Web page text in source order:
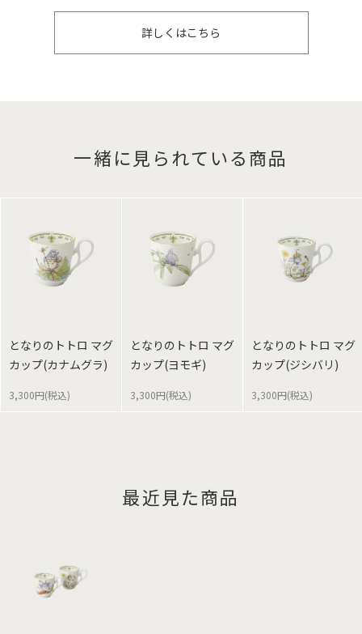
詳しくはこちら
一緒に見られている商品
となりのトトロ マグ
カップ(カナムグラ)
3,300円(税込)
となりのトトロ マグ
カップ(ヨモギ)
3,300円(税込)
となりのトトロ マグ
カップ(ジシバリ)
3,300円(税込)
最近見た商品